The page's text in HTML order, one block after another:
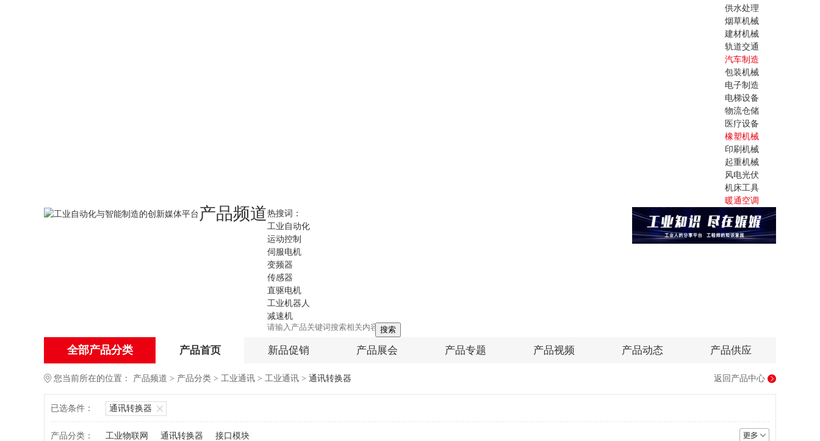
供水处理
烟草机械
建材机械
轨道交通
汽车制造
包装机械
电子制造
电梯设备
物流仓储
医疗设备
橡塑机械
印刷机械
起重机械
风电光伏
机床工具
暖通空调
产品频道热搜词：
工业自动化
运动控制
伺服电机
变频器
传感器
直驱电机
工业机器人
减速机
搜索
全部产品分类 产品首页 新品促销 产品展会 产品专题 产品视频 产品动态 产品供应
您当前所在的位置： 产品频道 > 产品分类 > 工业通讯 > 工业通讯 > 通讯转换器 返回产品中心
已选条件： 通讯转换器
产品分类： 工业物联网 通讯转换器 接口模块